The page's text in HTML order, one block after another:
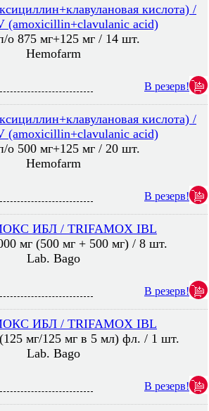
кислота) /
(amoxicillin+clavulanic acid)
о 875 мг+125 мг / 14 шт.
Hemofarm
В резерв!
кислота) /
(amoxicillin+clavulanic acid)
о 500 мг+125 мг / 20 шт.
Hemofarm
В резерв!
ИБЛ / TRIFAMOX IBL
мг (500 мг + 500 мг) / 8 шт.
Lab. Bago
В резерв!
ИБЛ / TRIFAMOX IBL
мг/125 мг в 5 мл) фл. / 1 шт.
Lab. Bago
В резерв!